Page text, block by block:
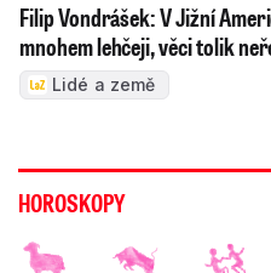
Filip Vondrášek: V Jižní
mnohem lehčeji, věci tolik
Lidé a země
HOROSKOPY